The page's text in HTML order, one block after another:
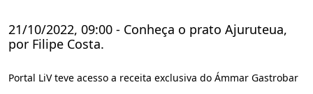
21/10/2022, 09:00 - Conheça o prato Ajuruteua,
por Filipe Costa.
Portal LiV teve acesso a receita exclusiva do Ámmar Gastrobar